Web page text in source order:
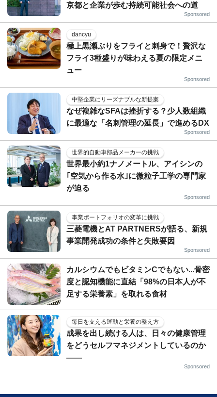
京都と企業が歩む持続可能社会への道
Sponsored
dancyu
極上黒瀬ぶりをフライと刺身で！贅沢な
フライ3種盛りが味わえる夏の限定メニ
ュー
Sponsored
中堅企業にリーズナブルな新提案
なぜ複雑なSFAは挫折する？少人数組織
に最適な「名刺管理の延長」で進めるDX
Sponsored
世界的自動車部品メーカーの挑戦
世界最小約1ナノメートル、アイシンの
｢空気から作る水｣に微粒子工学の専門家
が迫る
Sponsored
事業ポートフォリオの変革に挑戦
三菱電機とAT PARTNERSが語る、新規
事業開発成功の条件と失敗要因
Sponsored
カルシウムでもビタミンCでもない...骨密
度と認知機能に直結「98%の日本人が不
足する栄養素」を取れる食材
毎日を支える運動と栄養の整え方
成果を出し続ける人は、日々の健康管理
をどうセルフマネジメントしているのか
——
Sponsored